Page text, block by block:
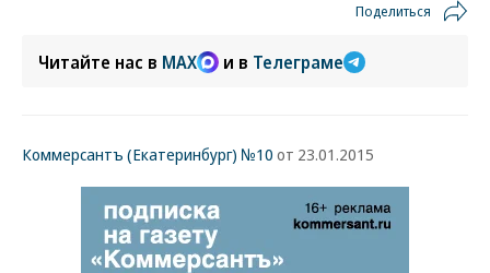
Поделиться
Читайте нас в MAX и в Телеграме
Коммерсантъ (Екатеринбург) №10 от 23.01.2015